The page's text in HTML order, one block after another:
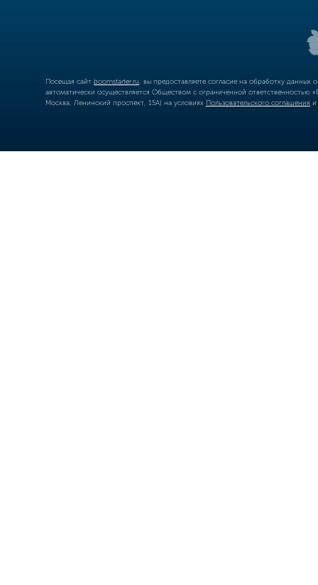
Посещая сайт boomstarter.ru , вы предоставляете согласие на обработку
автоматически осуществляется Обществом с ограниченной
Москва, Ленинский проспект, 15А) на условиях Пользовательского соглашения и